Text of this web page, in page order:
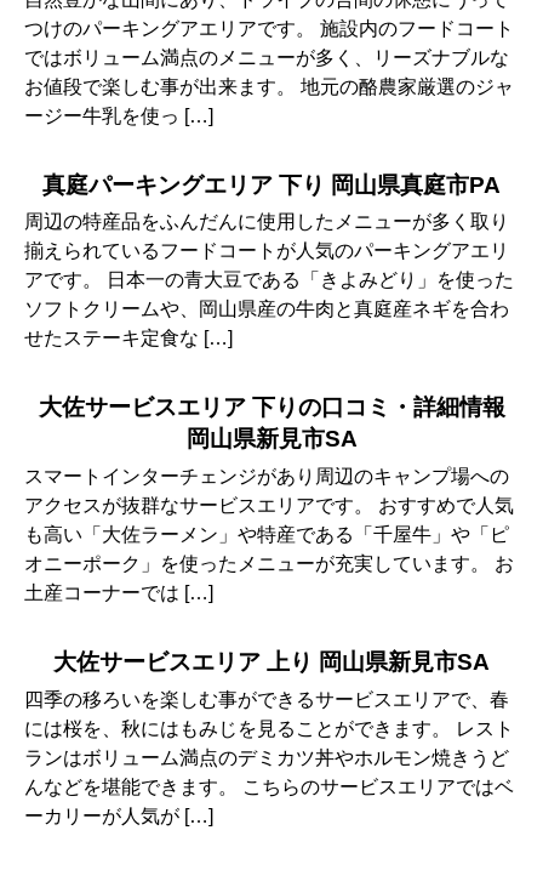
つけのパーキングアエリアです。 施設内のフードコート
ではボリューム満点のメニューが多く、リーズナブルな
お値段で楽しむ事が出来ます。 地元の酪農家厳選のジャ
ージー牛乳を使っ […]
真庭パーキングエリア 下り 岡山県真庭市PA
周辺の特産品をふんだんに使用したメニューが多く取り
揃えられているフードコートが人気のパーキングアエリ
アです。 日本一の青大豆である「きよみどり」を使った
ソフトクリームや、岡山県産の牛肉と真庭産ネギを合わ
せたステーキ定食な […]
大佐サービスエリア 下りの口コミ・詳細情報
岡山県新見市SA
スマートインターチェンジがあり周辺のキャンプ場への
アクセスが抜群なサービスエリアです。 おすすめで人気
も高い「大佐ラーメン」や特産である「千屋牛」や「ピ
オニーポーク」を使ったメニューが充実しています。 お
土産コーナーでは […]
大佐サービスエリア 上り 岡山県新見市SA
四季の移ろいを楽しむ事ができるサービスエリアで、春
には桜を、秋にはもみじを見ることができます。 レスト
ランはボリューム満点のデミカツ丼やホルモン焼きうど
んなどを堪能できます。 こちらのサービスエリアではベ
ーカリーが人気が […]